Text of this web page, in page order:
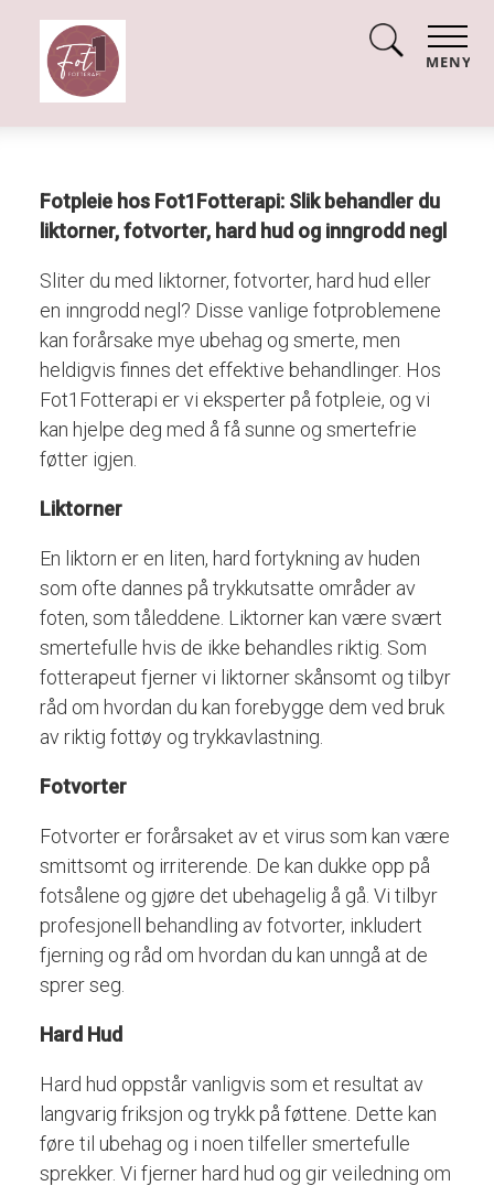
MENY
Fotpleie hos Fot1Fotterapi: Slik behandler du
liktorner, fotvorter, hard hud og inngrodd negl
Sliter du med liktorner, fotvorter, hard hud eller
en inngrodd negl? Disse vanlige fotproblemene
kan forårsake mye ubehag og smerte, men
heldigvis finnes det effektive behandlinger. Hos
Fot1Fotterapi er vi eksperter på fotpleie, og vi
kan hjelpe deg med å få sunne og smertefrie
føtter igjen.
Liktorner
En liktorn er en liten, hard fortykning av huden
som ofte dannes på trykkutsatte områder av
foten, som tåleddene. Liktorner kan være svært
smertefulle hvis de ikke behandles riktig. Som
fotterapeut fjerner vi liktorner skånsomt og tilbyr
råd om hvordan du kan forebygge dem ved bruk
av riktig fottøy og trykkavlastning.
Fotvorter
Fotvorter er forårsaket av et virus som kan være
smittsomt og irriterende. De kan dukke opp på
fotsålene og gjøre det ubehagelig å gå. Vi tilbyr
profesjonell behandling av fotvorter, inkludert
fjerning og råd om hvordan du kan unngå at de
sprer seg.
Hard Hud
Hard hud oppstår vanligvis som et resultat av
langvarig friksjon og trykk på føttene. Dette kan
føre til ubehag og i noen tilfeller smertefulle
sprekker. Vi fjerner hard hud og gir veiledning om